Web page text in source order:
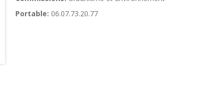
Portable: 06.07.73.20.77